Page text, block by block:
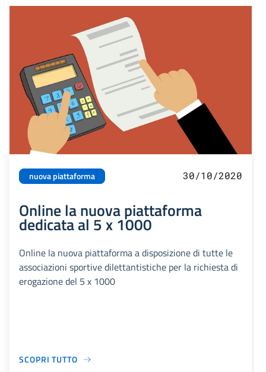
nuova piattaforma 30/10/2020
Online la nuova piattaforma
dedicata al 5 x 1000
Online la nuova piattaforma a disposizione di tutte le
associazioni sportive dilettantistiche per la richiesta di
erogazione del 5 x 1000
SCOPRI TUTTO